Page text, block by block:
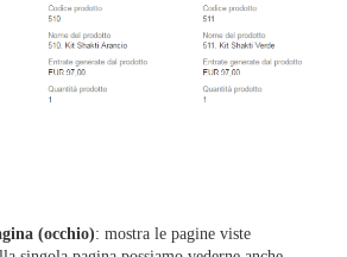
(occhio): mostra le pagine viste